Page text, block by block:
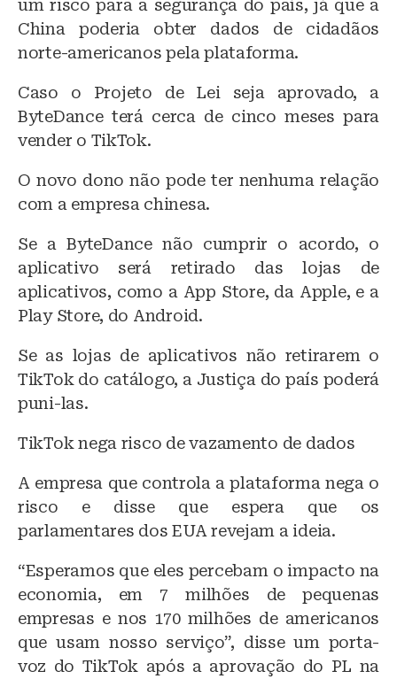
um risco para a segurança do país, já que a
China poderia obter dados de cidadãos
norte-americanos pela plataforma.
Caso o Projeto de Lei seja aprovado, a
ByteDance terá cerca de cinco meses para
vender o TikTok.
O novo dono não pode ter nenhuma relação
com a empresa chinesa.
Se a ByteDance não cumprir o acordo, o
aplicativo será retirado das lojas de
aplicativos, como a App Store, da Apple, e a
Play Store, do Android.
Se as lojas de aplicativos não retirarem o
TikTok do catálogo, a Justiça do país poderá
puni-las.
TikTok nega risco de vazamento de dados
A empresa que controla a plataforma nega o
risco e disse que espera que os
parlamentares dos EUA revejam a ideia.
“Esperamos que eles percebam o impacto na
economia, em 7 milhões de pequenas
empresas e nos 170 milhões de americanos
que usam nosso serviço”, disse um porta-
voz do TikTok após a aprovação do PL na